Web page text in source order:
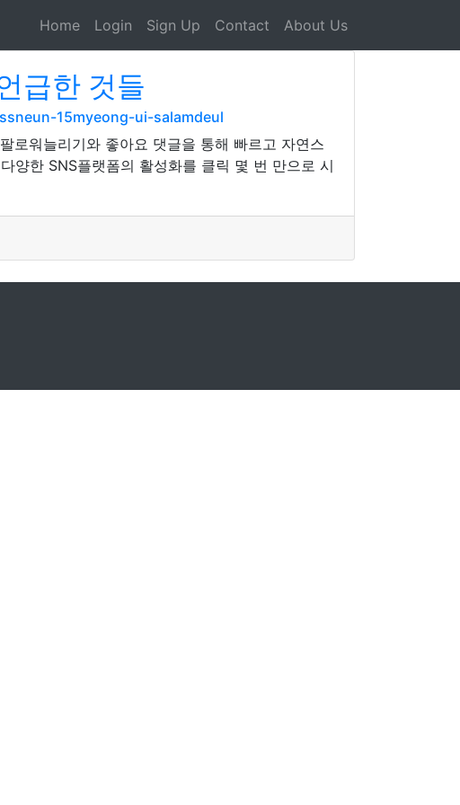
Home Login Sign Up Contact About Us
급한 것들
15myeong-ui-salamdeul
로워늘리기와 좋아요 댓글을 통해 빠르고 자연스
양한 SNS플랫폼의 활성화를 클릭 몇 번 만으로 시